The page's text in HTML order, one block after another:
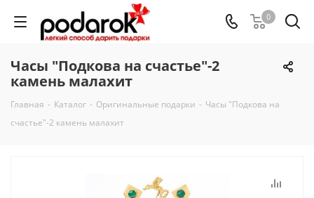
0
Часы "Подкова на счастье"-2
камень малахит
Главная - Каталог - Оригинальные подарки - Часы "Подкова на
счастье"-2 камень малахит